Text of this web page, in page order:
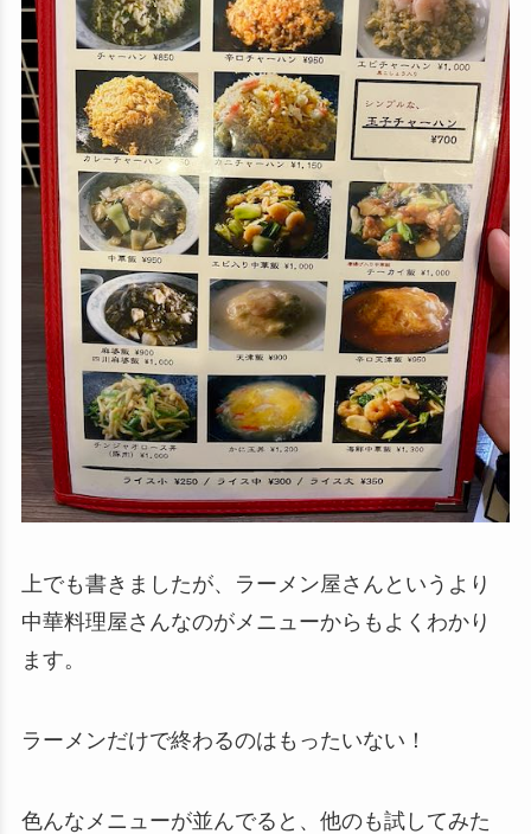
上でも書きましたが、ラーメン屋さんというより
中華料理屋さんなのがメニューからもよくわかり
ます。
ラーメンだけで終わるのはもったいない！
色んなメニューが並んでると、他のも試してみた